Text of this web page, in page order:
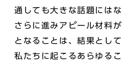
通しても大きな話題には
さらに進みアピール材料
となることは、結果とし
私たちに起こるあらゆる